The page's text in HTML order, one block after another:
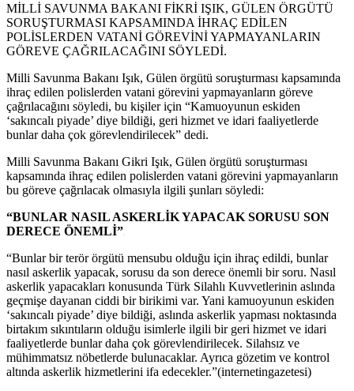
MİLLİ SAVUNMA BAKANI FİKRİ IŞIK, GÜLEN ÖRGÜTÜ
SORUŞTURMASI KAPSAMINDA İHRAÇ EDİLEN
POLİSLERDEN VATANİ GÖREVİNİ YAPMAYANLARIN
GÖREVE ÇAĞRILACAĞINI SÖYLEDİ.
Milli Savunma Bakanı Işık, Gülen örgütü soruşturması kapsamında
ihraç edilen polislerden vatani görevini yapmayanların göreve
çağrılacağını söyledi, bu kişiler için “Kamuoyunun eskiden
‘sakıncalı piyade’ diye bildiği, geri hizmet ve idari faaliyetlerde
bunlar daha çok görevlendirilecek” dedi.
Milli Savunma Bakanı Gikri Işık, Gülen örgütü soruşturması
kapsamında ihraç edilen polislerden vatani görevini yapmayanların
bu göreve çağrılacak olmasıyla ilgili şunları söyledi:
“BUNLAR NASIL ASKERLİK YAPACAK SORUSU SON
DERECE ÖNEMLİ”
“Bunlar bir terör örgütü mensubu olduğu için ihraç edildi, bunlar
nasıl askerlik yapacak, sorusu da son derece önemli bir soru. Nasıl
askerlik yapacakları konusunda Türk Silahlı Kuvvetlerinin aslında
geçmişe dayanan ciddi bir birikimi var. Yani kamuoyunun eskiden
‘sakıncalı piyade’ diye bildiği, aslında askerlik yapması noktasında
birtakım sıkıntıların olduğu isimlerle ilgili bir geri hizmet ve idari
faaliyetlerde bunlar daha çok görevlendirilecek. Silahsız ve
mühimmatsız nöbetlerde bulunacaklar. Ayrıca gözetim ve kontrol
altında askerlik hizmetlerini ifa edecekler.”(internetingazetesi)